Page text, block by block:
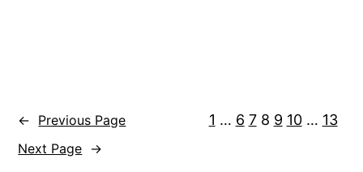
← Previous Page 1 … 6 7 8 9 10 … 13
Next Page →